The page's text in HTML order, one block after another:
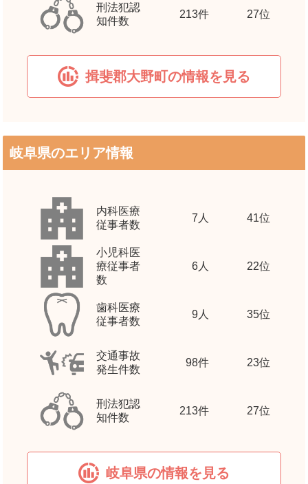
刑法犯認
知件数
213件 27位
揖斐郡大野町の情報を見る
岐阜県のエリア情報
内科医療
従事者数
7 人 41位
小児科医
療従事者
数
6人 22位
歯科医療
従事者数
9人 35位
交通事故
発生件数
98件 23位
刑法犯認
知件数
213件 27位
岐阜県の情報を見る